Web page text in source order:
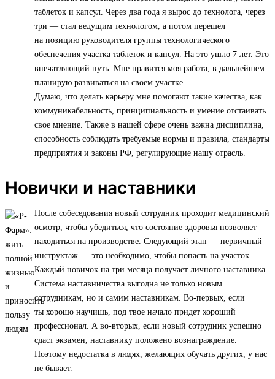
таблеток и капсул. Через два года я вырос до технолога, через
три — стал ведущим технологом, а потом перешел
на позицию руководителя группы технологического
обеспечения участка таблеток и капсул. На это ушло 7 лет. Это
впечатляющий путь. Мне нравится моя работа, в дальнейшем
планирую развиваться на своем участке.
Думаю, что делать карьеру мне помогают такие качества, как
коммуникабельность, принципиальность и умение отстаивать
свое мнение. Также в нашей сфере очень важна дисциплина,
способность соблюдать требуемые нормы и правила, стандарты
предприятия и законы РФ, регулирующие нашу отрасль.
Новички и наставники
После собеседования новый сотрудник проходит медицинский
осмотр, чтобы убедиться, что состояние здоровья позволяет
находиться на производстве. Следующий этап — первичный
инструктаж — это необходимо, чтобы попасть на участок.
Каждый новичок на три месяца получает личного наставника.
Система наставничества выгодна не только новым
сотрудникам, но и самим наставникам. Во-первых, если
ты хорошо научишь, под твое начало придет хороший
профессионал. А во-вторых, если новый сотрудник успешно
сдаст экзамен, наставнику положено вознаграждение.
Поэтому недостатка в людях, желающих обучать других, у нас
не бывает.